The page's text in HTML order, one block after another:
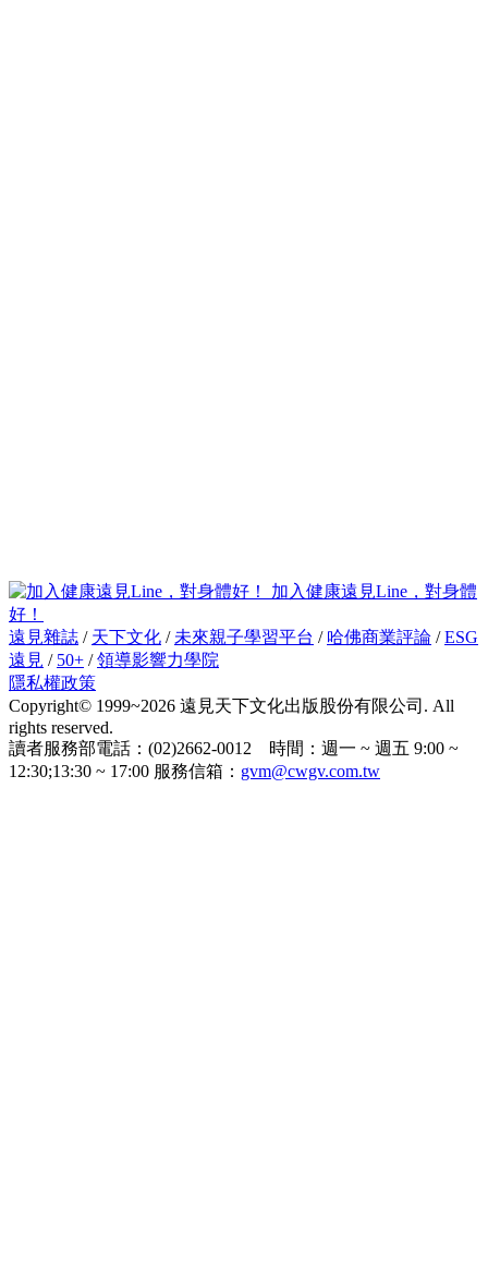
加入健康遠見Line，對身體
好！
遠見雜誌 / 天下文化 / 未來親子學習平台 / 哈佛商業評論 /ESG
遠見 / 50+ /領導影響力學院
隱私權政策
Copyright© 1999~2026 遠見天下文化出版股份有限公司. All
rights reserved.
讀者服務部電話：(02)2662-0012 時間：週一 ~ 週五 9:00 ~
12:30;13:30 ~ 17:00 服務信箱： gvm@cwgv.com.tw